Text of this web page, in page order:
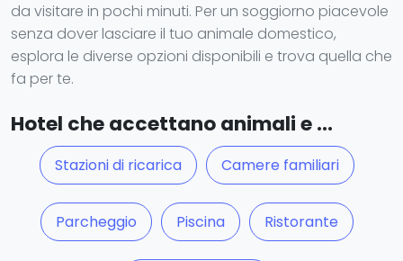
da visitare in pochi minuti. Per un soggiorno piacevole
senza dover lasciare il tuo animale domestico,
esplora le diverse opzioni disponibili e trova quella che
fa per te.
Hotel che accettano animali e ...
Stazioni di ricarica Camere familiari
Parcheggio Piscina Ristorante